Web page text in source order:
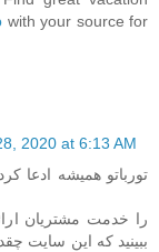
with your source for
2020 at 6:13 AM
تورباتو همیشه ادعا
را خدمت مشتریان
ببینید که این سایت